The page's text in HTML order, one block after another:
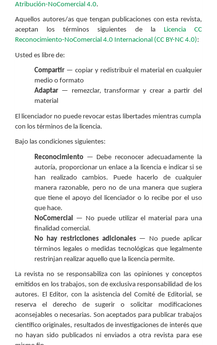
Atribución-NoComercial 4.0.
Aquellos autores/as que tengan publicaciones con esta revista,
aceptan los términos siguientes de la Licencia CC
Reconocimiento-NoComercial 4.0 Internacional (CC BY-NC 4.0):
Usted es libre de:
Compartir — copiar y redistribuir el material en cualquier
medio o formato
Adaptar — remezclar, transformar y crear a partir del
material
El licenciador no puede revocar estas libertades mientras cumpla
con los términos de la licencia.
Bajo las condiciones siguientes:
Reconocimiento — Debe reconocer adecuadamente la
autoría, proporcionar un enlace a la licencia e indicar si se
han realizado cambios. Puede hacerlo de cualquier
manera razonable, pero no de una manera que sugiera
que tiene el apoyo del licenciador o lo recibe por el uso
que hace.
NoComercial
— No puede utilizar el material para una
finalidad comercial.
No hay restricciones adicionales— No puede aplicar
términos legales o medidas tecnológicas que legalmente
restrinjan realizar aquello que la licencia permite.
La revista no se responsabiliza con las opiniones y conceptos
emitidos en los trabajos, son de exclusiva responsabilidad de los
autores. El Editor, con la asistencia del Comité de Editorial, se
reserva el derecho de sugerir o solicitar modificaciones
aconsejables o necesarias. Son aceptados para publicar trabajos
científico originales, resultados de investigaciones de interés que
no hayan sido publicados ni enviados a otra revista para ese